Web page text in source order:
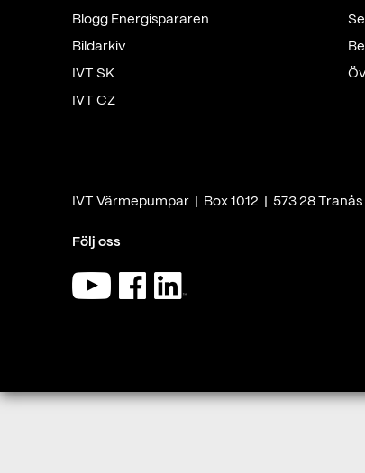
Blogg Energispararen
Bildarkiv
IVT SK
IVT CZ
IVT Värmepumpar | Box 1012 | 573 28 Tranås
Följ oss